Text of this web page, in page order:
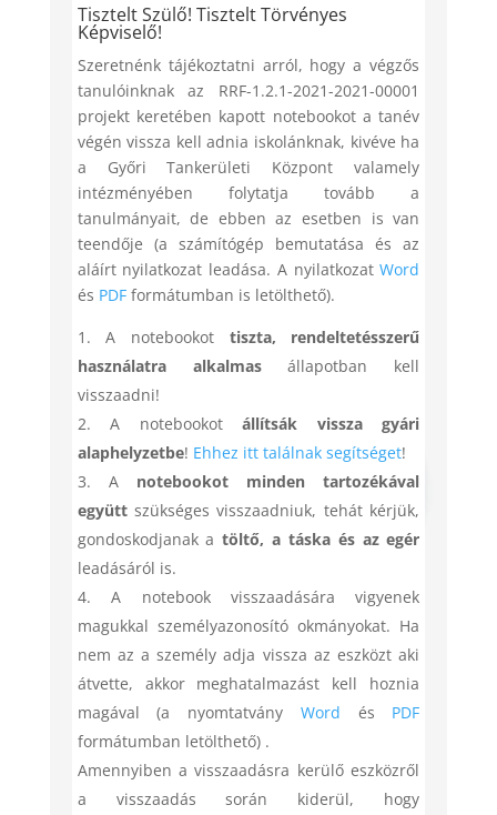
Tisztelt Szülő! Tisztelt Törvényes
Képviselő!
Szeretnénk tájékoztatni arról, hogy a végzős
tanulóinknak az RRF-1.2.1-2021-2021-00001
projekt keretében kapott notebookot a tanév
végén vissza kell adnia iskolánknak, kivéve ha
a Győri Tankerületi Központ valamely
intézményében folytatja tovább a
tanulmányait, de ebben az esetben is van
teendője (a számítógép bemutatása és az
aláírt nyilatkozat leadása. A nyilatkozatWord
és PDFformátumban is letölthető).
A notebookot tiszta, rendeltetésszerű
használatra alkalmasállapotban kell
visszaadni!
A notebookotállítsák vissza gyári
alaphelyzetbe! Ehhez itt találnak segítséget!
A notebookot minden tartozékával
együttszükséges visszaadniuk, tehát kérjük,
gondoskodjanak atöltő, a táska és az egér
leadásáról is.
A notebook visszaadására vigyenek
magukkal személyazonosító okmányokat. Ha
nem az a személy adja vissza az eszközt aki
átvette, akkor meghatalmazást kell hoznia
magával (a nyomtatvány Word és PDF
formátumban letölthető) .
Amennyiben a visszaadásra kerülő eszközről
a visszaadás során kiderül, hogy